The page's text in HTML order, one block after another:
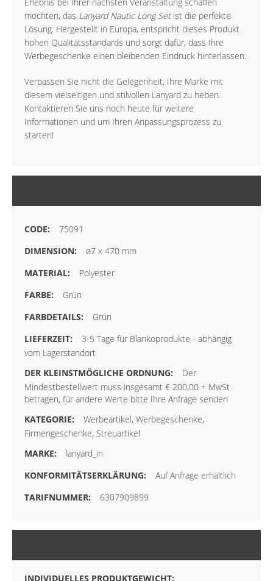
möchten, das Lanyard Nautic Long Setist die perfekte
Lösung. Hergestellt in Europa, entspricht dieses Produkt
hohen Qualitätsstandards und sorgt dafür, dass Ihre
Werbegeschenke einen bleibenden Eindruck hinterlassen.
Verpassen Sie nicht die Gelegenheit, Ihre Marke mit
diesem vielseitigen und stilvollen Lanyard zu heben.
Kontaktieren Sie uns noch heute für weitere
Informationen und um Ihren Anpassungsprozess zu
starten!
75091
ø7 x 470 mm
Polyester
Grün
Grün
3-5 Tage für Blankoprodukte - abhängig
vom Lagerstandort
Der
Mindestbestellwert muss insgesamt € 200,00 + MwSt
betragen, für andere Werte bitte Ihre Anfrage senden
Werbeartikel, Werbegeschenke,
Firmengeschenke, Streuartikel
lanyard_in
Auf Anfrage erhältlich
6307909899
INDIVIDUELLES PRODUKTGEWICHT: